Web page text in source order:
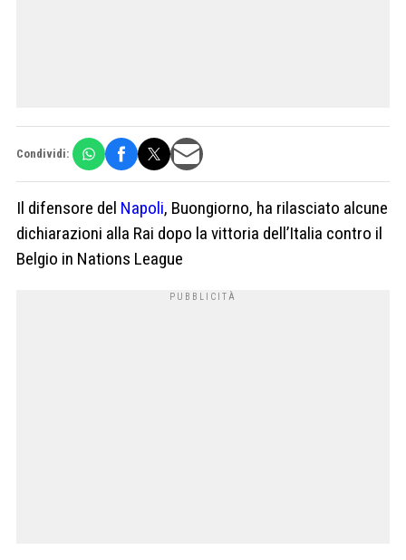
Condividi:
Il difensore del Napoli, Buongiorno, ha rilasciato alcune
dichiarazioni alla Rai dopo la vittoria dell’Italia contro il
Belgio in Nations League